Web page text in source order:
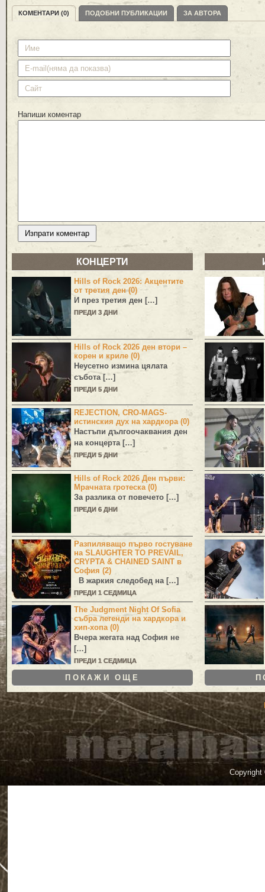
КОМЕНТАРИ (0) ПОДОБНИ ПУБЛИКАЦИИ ЗА АВТОРА
Напиши коментар
КОНЦЕРТИ
Hills of Rock 2026: Акцентите
от третия ден (0)
И през третия ден […]
ПРЕДИ 3 ДНИ
Hills of Rock 2026 ден втори –
корен и криле (0)
Неусетно измина цялата
събота […]
ПРЕДИ 5 ДНИ
REJECTION, CRO-MAGS-
истинския дух на хардкора (0)
Настъпи дългоочаквания ден
на концерта […]
ПРЕДИ 5 ДНИ
Hills of Rock 2026 Ден първи:
Мрачната гротеска (0)
За разлика от повечето […]
ПРЕДИ 6 ДНИ
Разпиляващо първо гостуване
на SLAUGHTER TO PREVAIL,
CRYPTA & CHAINED SAINT в
София (2)
В жаркия следобед на […]
ПРЕДИ 1 СЕДМИЦА
The Judgment Night Of Sofia
събра легенди на хардкора и
хип-хопа (0)
Вчера жегата над София не
[…]
ПРЕДИ 1 СЕДМИЦА
ПОКАЖИ ОЩЕ